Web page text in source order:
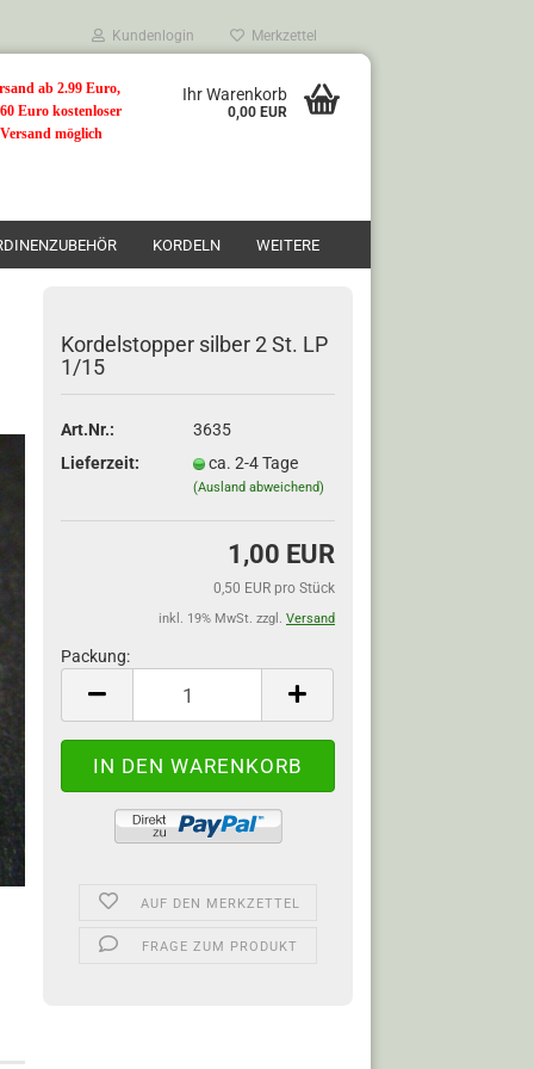
Kundenlogin Merkzettel
ab 2.99 Euro,
Euro kostenloser
Versand möglich
Ihr Warenkorb
0,00 EUR
KORDELN WEITERE
Kordelstopper silber 2 St. LP
1/15
Art.Nr.:
3635
Lieferzeit:
ca. 2-4 Tage
(Ausland abweichend)
1,00 EUR
0,50 EUR pro Stück
inkl. 19% MwSt. zzgl. Versand
Packung:
Packung
AUF DEN MERKZETTEL
FRAGE ZUM PRODUKT